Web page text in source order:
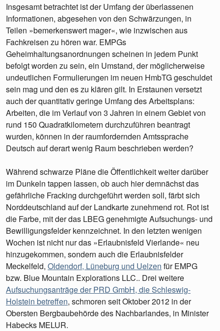
Insgesamt betrachtet ist der Umfang der überlassenen
Informationen, abgesehen von den Schwärzungen, in
Teilen »bemerkenswert mager«, wie inzwischen aus
Fachkreisen zu hören war. EMPGs
Geheimhaltungsanordnungen scheinen in jedem Punkt
befolgt worden zu sein, ein Umstand, der möglicherweise
undeutlichen Formulierungen im neuen HmbTG geschuldet
sein mag und den es zu klären gilt. In Erstaunen versetzt
auch der quantitativ geringe Umfang des Arbeitsplans:
Arbeiten, die im Verlauf von 3 Jahren in einem Gebiet von
rund 150 Quadratkilometern durchzuführen beantragt
wurden, können in der raumfordernden Amtssprache
Deutsch auf derart wenig Raum beschrieben werden?
Während schwarze Pläne die Öffentlichkeit weiter darüber
im Dunkeln tappen lassen, ob auch hier demnächst das
gefährliche Fracking durchgeführt werden soll, färbt sich
Norddeutschland auf der Landkarte zunehmend rot. Rot ist
die Farbe, mit der das LBEG genehmigte Aufsuchungs- und
Bewilligungsfelder kennzeichnet. In den letzten wenigen
Wochen ist nicht nur das »Erlaubnisfeld Vierlande« neu
hinzugekommen, sondern auch die Erlaubnisfelder
Meckelfeld, Oldendorf, Lüneburg und Uelzen für EMPG
bzw. Blue Mountain Explorations LLC.. Drei weitere
Aufsuchungsanträge der PRD GmbH, die Schleswig-
Holstein betreffen, schmoren seit Oktober 2012 in der
Obersten Bergbaubehörde des Nachbarlandes, in Minister
Habecks MELUR.